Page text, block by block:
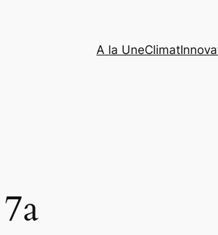
A la UneClimat